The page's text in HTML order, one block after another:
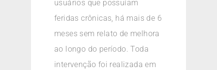
usuários que possuíam
feridas crônicas, há mais de 6
meses sem relato de melhora
ao longo do período. Toda
intervenção foi realizada em